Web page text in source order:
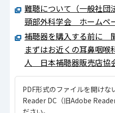
難聴について（一般社
頸部外科学会 ホームペ
補聴器を購入する前に
まずはお近くの耳鼻咽
人 日本補聴器販売店
PDF形式のファイルを開け
Reader DC（旧Adobe